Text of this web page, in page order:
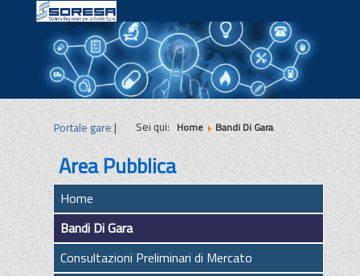
|||
Portale gare| Sei qui:Home Bandi Di Gara
Area Pubblica
Home
Bandi Di Gara
Consultazioni Preliminari di Mercato